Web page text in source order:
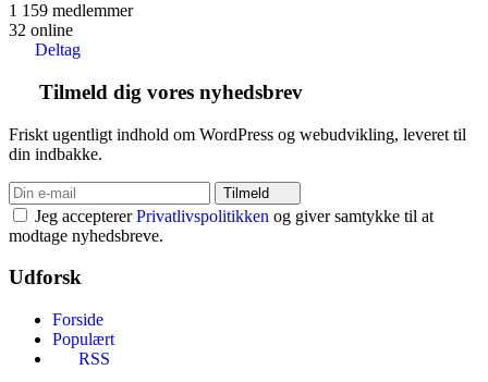
1 159 medlemmer
32 online
Deltag
Tilmeld dig vores nyhedsbrev
Friskt ugentligt indhold om WordPress og webudvikling, leveret til
din indbakke.
Tilmeld
Jeg acceptererPrivatlivspolitikken og giver samtykke til at
modtage nyhedsbreve.
Udforsk
Forside
Populært
RSS